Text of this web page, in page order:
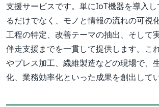
支援サービスです。単にIoT機器を導入
るだけでなく、モノと情報の流れの可視
工程の特定、改善テーマの抽出、そして
伴走支援までを一貫して提供します。こ
やプレス加工、繊維製造などの現場で、
化、業務効率化といった成果を創出してい